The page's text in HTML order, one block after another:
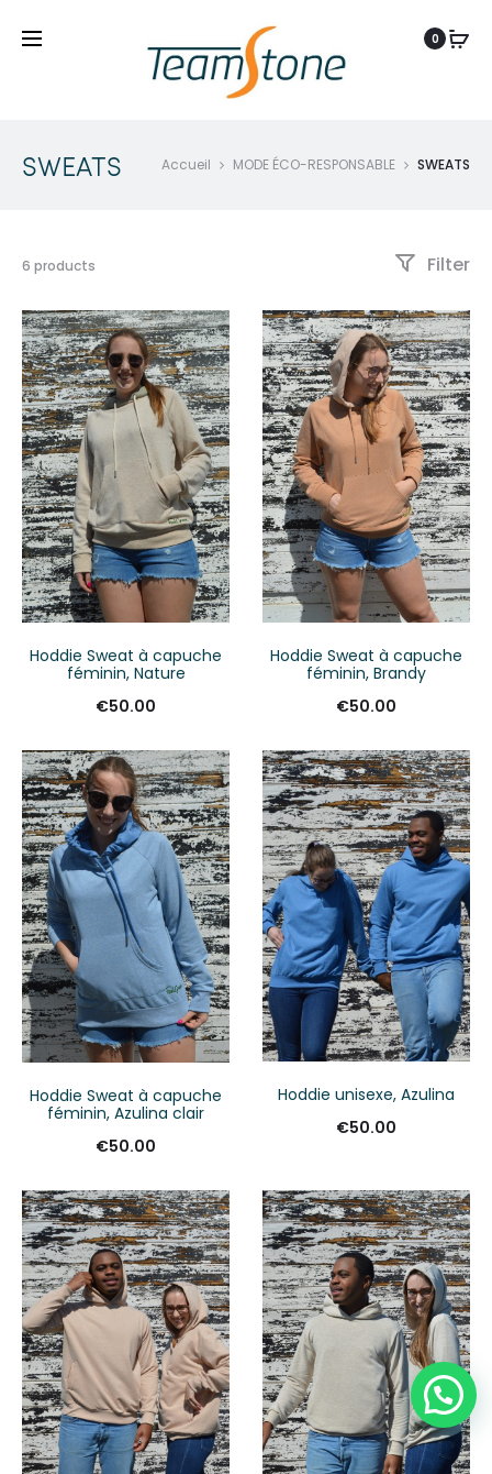
0
SWEATS Accueil MODE ÉCO-RESPONSABLE SWEATS
6 products Filter
Hoddie Sweat à capuche
féminin, Nature
€50.00
Hoddie Sweat à capuche
féminin, Brandy
€50.00
Hoddie Sweat à capuche
féminin, Azulina clair
€50.00
Hoddie unisexe, Azulina
€50.00